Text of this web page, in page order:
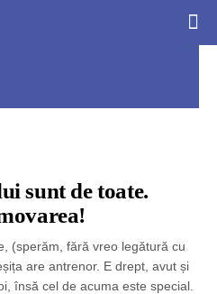
sunt de toate.
(sperăm, fără vreo legătură cu
are antrenor. E drept, avut și
însă cel de acuma este special.